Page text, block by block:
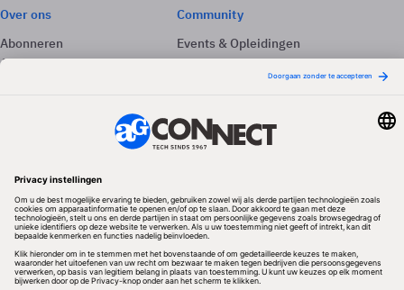
Over ons
Abonneren
Adverteren
Community
Events & Opleidingen
Nieuwsbrieven
Volg ons
Redactionele partner